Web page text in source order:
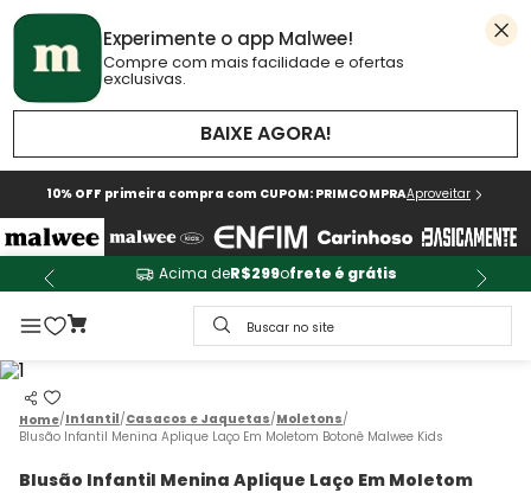
Experimente o app Malwee!
Compre com mais facilidade e ofertas
exclusivas.
BAIXE AGORA!
10% OFF primeira compra com CUPOM: PRIMCOMPRAAproveitar
Acima deR$299ofrete é grátis
Buscar no site
Infantil Casacos e Jaquetas Moletons
Blusão Infantil Menina Aplique Laço Em Moletom Botonê Malwee Kids
Blusão Infantil Menina Aplique Laço Em Moletom